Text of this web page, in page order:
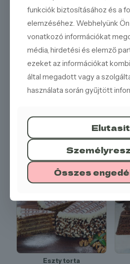
Elegáns megjelenés:A
hívogató.
Ideális tavaszi és nyári
frissítő választás.
Kóstolja meg epres túrótortánkat,
lágy túrókrém és a friss eper
Rendelje meg még ma ezt a
Eszty torta
funkciók biztosításához és a
elemzéséhez. Webhelyünk
vonatkozó információkat
média, hirdetési és elemző
ezeket az információkat
által megadott vagy a
használata során gyűjtött
Elutasít
Összes